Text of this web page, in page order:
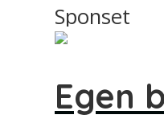
Sponset
Egen